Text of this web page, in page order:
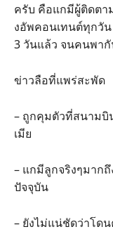
ครับ คือแกมีผู้ติดตา
งอัพคอนเทนต์ทุกวั
3 วันแล้ว จนคนพากั
ข่าวลือที่แพร่สะพัด
– ถูกคุมตัวที่สนามบิ
เมีย
– แกมีลูกจริงๆมาก
ปัจจุบัน
– ยังไม่แน่ชัดว่าโด